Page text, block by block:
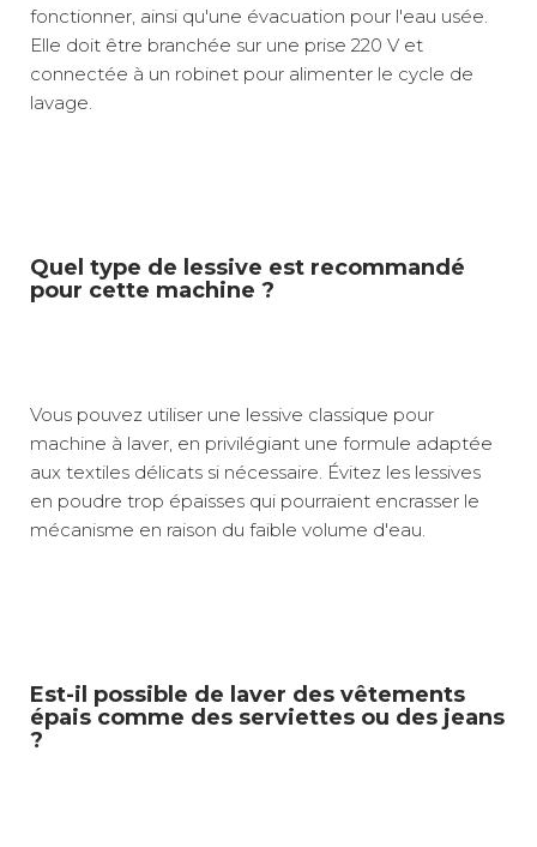
fonctionner, ainsi qu'une évacuation pour l'eau usée.
Elle doit être branchée sur une prise 220 V et
connectée à un robinet pour alimenter le cycle de
lavage.
Quel type de lessive est recommandé
pour cette machine ?
Vous pouvez utiliser une lessive classique pour
machine à laver, en privilégiant une formule adaptée
aux textiles délicats si nécessaire. Évitez les lessives
en poudre trop épaisses qui pourraient encrasser le
mécanisme en raison du faible volume d'eau.
Est-il possible de laver des vêtements
épais comme des serviettes ou des jeans
?